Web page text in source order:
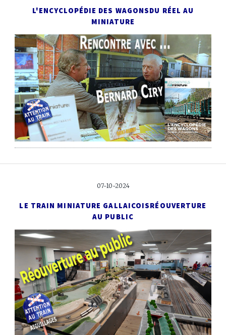
L'ENCYCLOPÉDIE DES WAGONSDU RÉEL AU
MINIATURE
07-10-2024
LE TRAIN MINIATURE GALLAICOISRÉOUVERTURE
AU PUBLIC